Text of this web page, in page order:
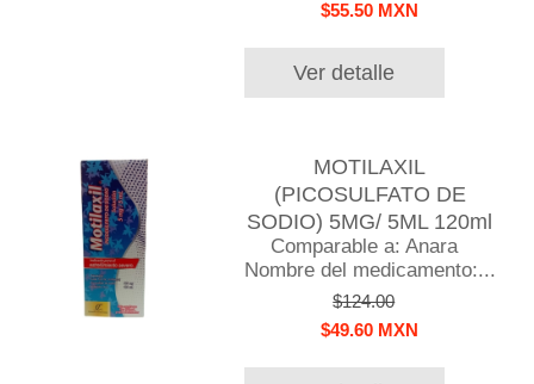
$55.50 MXN
Ver detalle
MOTILAXIL
(PICOSULFATO DE
SODIO) 5MG/ 5ML 120ml
Comparable a: Anara
Nombre del medicamento:...
$124.00
$49.60 MXN